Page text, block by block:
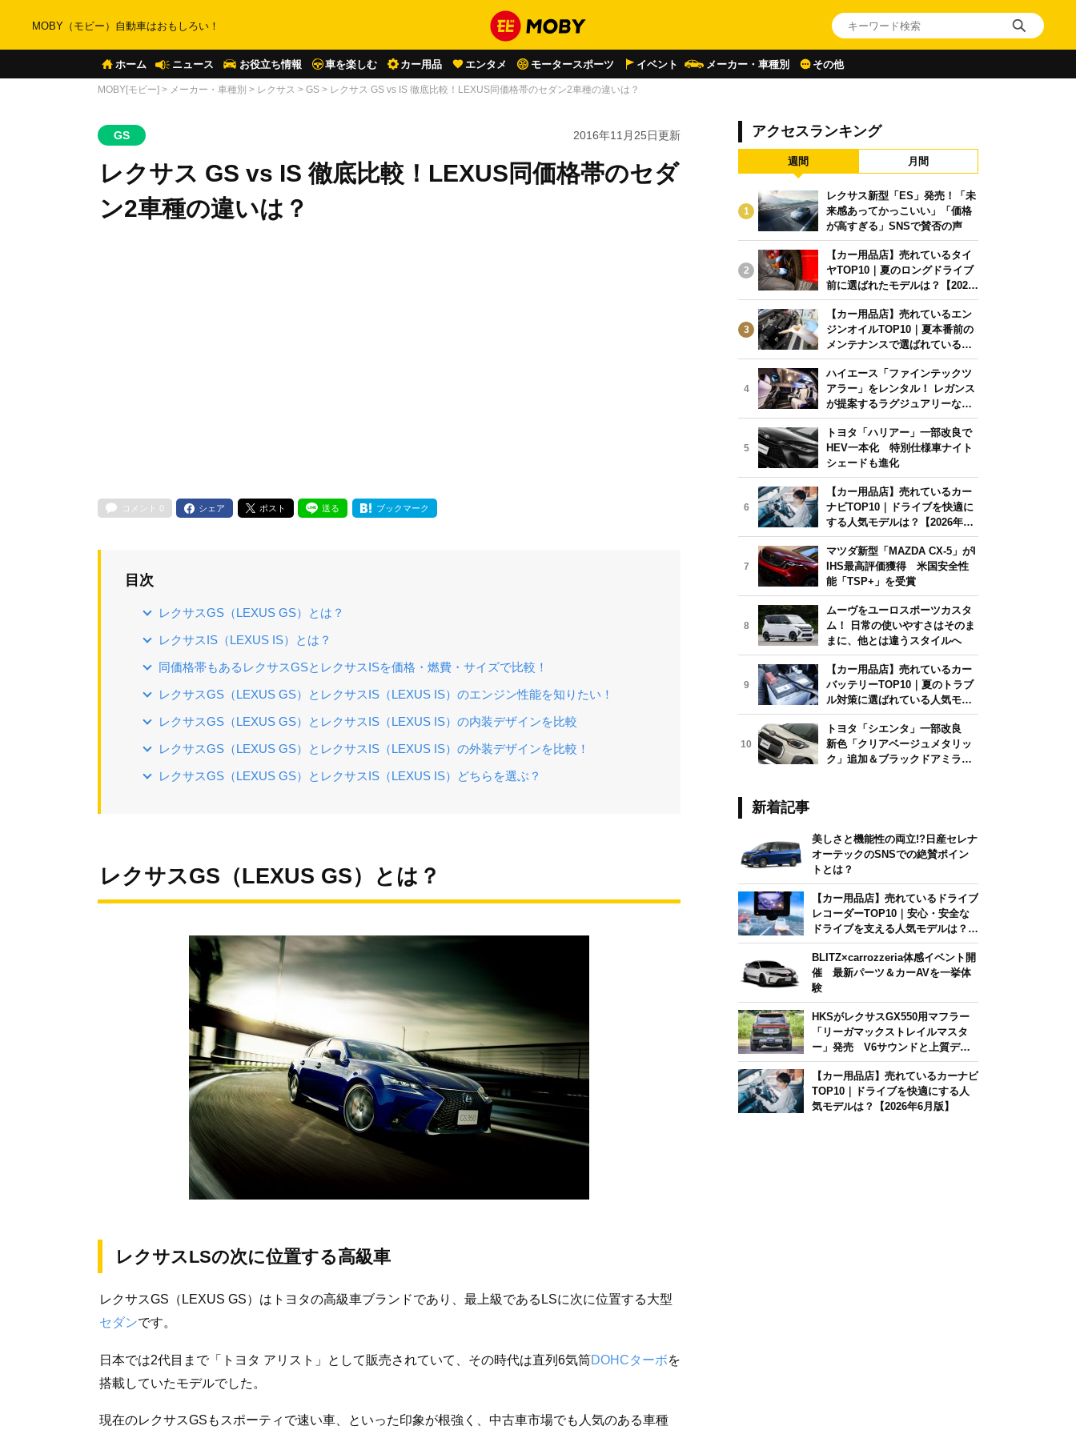
MOBY（モビー）自動車はおもしろい！
ホーム ニュース お役立ち情報 車を楽しむ カー用品 エンタメ モータースポーツ イベント メーカー・車種別 その他
MOBY[モビー] > メーカー・車種別 > レクサス > GS > レクサス GS vs IS 徹底比較！LEXUS同価格帯のセダン2車種の違いは？
GS 2016年11月25日更新
レクサス GS vs IS 徹底比較！LEXUS同価格帯のセダ
ン2車種の違いは？
コメント 0 シェア ポスト 送る ブックマーク
目次
レクサスGS（LEXUS GS）とは？
レクサスIS（LEXUS IS）とは？
同価格帯もあるレクサスGSとレクサスISを価格・燃費・サイズで比較！
レクサスGS（LEXUS GS）とレクサスIS（LEXUS IS）のエンジン性能を知りたい！
レクサスGS（LEXUS GS）とレクサスIS（LEXUS IS）の内装デザインを比較
レクサスGS（LEXUS GS）とレクサスIS（LEXUS IS）の外装デザインを比較！
レクサスGS（LEXUS GS）とレクサスIS（LEXUS IS）どちらを選ぶ？
レクサスGS（LEXUS GS）とは？
レクサスLSの次に位置する高級車
レクサスGS（LEXUS GS）はトヨタの高級車ブランドであり、最上級であるLSに次に位置する大型
セダンです。
日本では2代目まで「トヨタ アリスト」として販売されていて、その時代は直列6気筒DOHCターボを
搭載していたモデルでした。
現在のレクサスGSもスポーティで速い車、といった印象が根強く、中古車市場でも人気のある車種
アクセスランキング
週間 月間
1
レクサス新型「ES」発売！「未
来感あってかっこいい」「価格
が高すぎる」SNSで賛否の声
2
【カー用品店】売れているタイ
ヤTOP10｜夏のロングドライブ
前に選ばれたモデルは？【2026
年6月版】
3
【カー用品店】売れているエン
ジンオイルTOP10｜夏本番前の
メンテナンスで選ばれている人
気モデルは？【2026年6月版】
4
ハイエース「ファインテックツ
アラー」をレンタル！ レガンス
が提案するラグジュアリーな移
動体験
5
トヨタ「ハリアー」一部改良で
HEV一本化 特別仕様車ナイト
シェードも進化
6
【カー用品店】売れているカー
ナビTOP10｜ドライブを快適に
する人気モデルは？【2026年6
月版】
7
マツダ新型「MAZDA CX-5」がI
IHS最高評価獲得 米国安全性
能「TSP+」を受賞
8
ムーヴをユーロスポーツカスタ
ム！ 日常の使いやすさはそのま
まに、他とは違うスタイルへ
9
【カー用品店】売れているカー
バッテリーTOP10｜夏のトラブ
ル対策に選ばれている人気モデ
ルは？【2026年6月版】
10
トヨタ「シエンタ」一部改良
新色「クリアベージュメタリッ
ク」追加＆ブラックドアミラー
新着記事
美しさと機能性の両立!?日産セレナ
オーテックのSNSでの絶賛ポイン
トとは？
【カー用品店】売れているドライブ
レコーダーTOP10｜安心・安全な
ドライブを支える人気モデルは？
【2026年6月版】
BLITZ×carrozzeria体感イベント開
催 最新パーツ＆カーAVを一挙体
験
HKSがレクサスGX550用マフラー
「リーガマックストレイルマスタ
ー」発売 V6サウンドと上質デザ
インを両立
【カー用品店】売れているカーナビ
TOP10｜ドライブを快適にする人
気モデルは？【2026年6月版】